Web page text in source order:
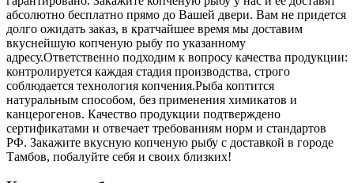
абсолютно бесплатно прямо до Вашей двери. Вам не придется
долго ожидать заказ, в кратчайшее время мы доставим
вкуснейшую копченую рыбу по указанному
адресу.Ответственно подходим к вопросу качества продукции:
контролируется каждая стадия производства, строго
соблюдается технология копчения.Рыба коптится
натуральным способом, без применения химикатов и
канцерогенов. Качество продукции подтверждено
сертификатами и отвечает требованиям норм и стандартов
РФ. Закажите вкусную копченую рыбу с доставкой в городе
Тамбов, побалуйте себя и своих близких!